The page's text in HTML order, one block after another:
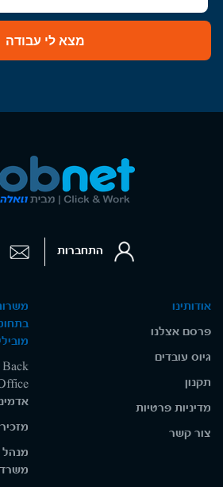
מצא לי עבודה
אודותינו
פרסם אצלנו
גיוס עובדים
תקנון
מדיניות פרטיות
צור קשר
Back
מנהל
משרד